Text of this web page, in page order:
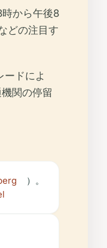
から午後8
どの注目す
ドによ
関の停留
）。